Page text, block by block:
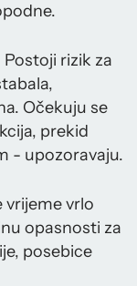
rizik za
Očekuju se
prekid
- upozoravaju.
vrijeme vrlo
opasnosti za
posebice